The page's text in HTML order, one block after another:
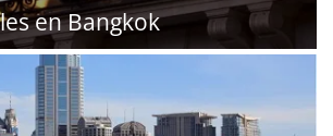
en Bangkok